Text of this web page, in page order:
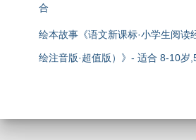
合
绘本故事《语文新课标·小学生阅读
绘注音版·超值版）》- 适合 8-10岁